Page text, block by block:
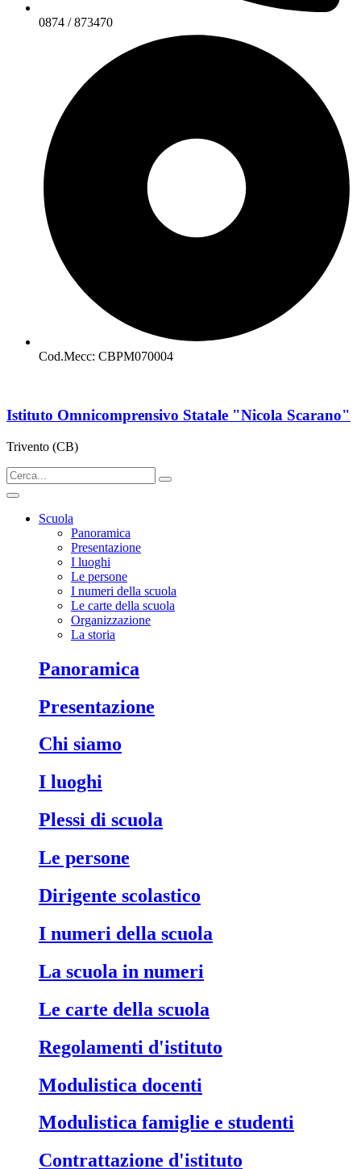
0874 / 873470
Cod.Mecc: CBPM070004
Istituto Omnicomprensivo Statale "Nicola Scarano"
Trivento (CB)
Scuola
Panoramica
Presentazione
I luoghi
Le persone
I numeri della scuola
Le carte della scuola
Organizzazione
La storia
Panoramica
Presentazione
Chi siamo
I luoghi
Plessi di scuola
Le persone
Dirigente scolastico
I numeri della scuola
La scuola in numeri
Le carte della scuola
Regolamenti d'istituto
Modulistica docenti
Modulistica famiglie e studenti
Contrattazione d'istituto